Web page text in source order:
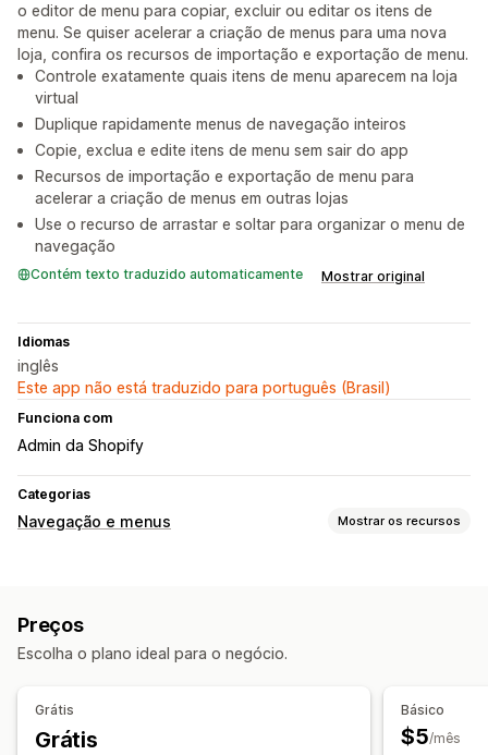
o editor de menu para copiar, excluir ou editar os itens de
menu. Se quiser acelerar a criação de menus para uma nova
loja, confira os recursos de importação e exportação de menu.
Controle exatamente quais itens de menu aparecem na loja
virtual
Duplique rapidamente menus de navegação inteiros
Copie, exclua e edite itens de menu sem sair do app
Recursos de importação e exportação de menu para
acelerar a criação de menus em outras lojas
Use o recurso de arrastar e soltar para organizar o menu de
navegação
Contém texto traduzido automaticamente Mostrar original
Idiomas
inglês
Este app não está traduzido para português (Brasil)
Funciona com
Admin da Shopify
Categorias
Navegação e menus Mostrar os recursos
Personalização
Preços
Escolha o plano ideal para o negócio.
Grátis
Grátis
Básico
$5/mês